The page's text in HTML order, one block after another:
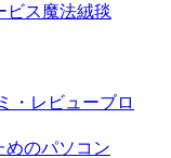
ビス魔法絨毯
・レビューブロ
めのパソコン